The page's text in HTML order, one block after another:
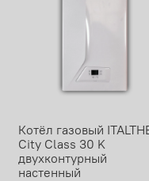
Котёл газовый
City Class 30 K
двухконтурный
настенный